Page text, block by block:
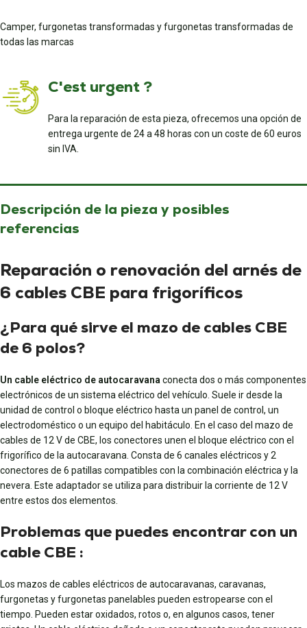
Camper, furgonetas transformadas y furgonetas transformadas de
todas las marcas
C'est urgent ?
Para la reparación de esta pieza, ofrecemos una opción de
entrega urgente de 24 a 48 horas con un coste de 60 euros
sin IVA.
Descripción de la pieza y posibles
referencias
Reparación o renovación del arnés de
6 cables CBE para frigoríficos
¿Para qué sirve el mazo de cables CBE
de 6 polos?
Un cable eléctrico de autocaravana conecta dos o más componentes
electrónicos de un sistema eléctrico del vehículo. Suele ir desde la
unidad de control o bloque eléctrico hasta un panel de control, un
electrodoméstico o un equipo del habitáculo. En el caso del mazo de
cables de 12 V de CBE, los conectores unen el bloque eléctrico con el
frigorífico de la autocaravana. Consta de 6 canales eléctricos y 2
conectores de 6 patillas compatibles con la combinación eléctrica y la
nevera. Este adaptador se utiliza para distribuir la corriente de 12 V
entre estos dos elementos.
Problemas que puedes encontrar con un
cable CBE :
Los mazos de cables eléctricos de autocaravanas, caravanas,
furgonetas y furgonetas panelables pueden estropearse con el
tiempo. Pueden estar oxidados, rotos o, en algunos casos, tener